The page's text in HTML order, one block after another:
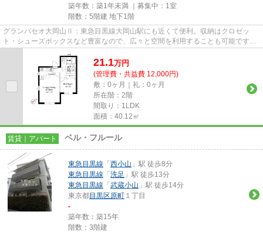
築年数：築1年未満 ｜募集中： 1室
階数：5階建 地下1階
グランパセオ大岡山Ⅱ：東急目黒線大岡山駅にも近くて便利。収納はクロゼッ
ト・シューズボックスなど豊富なので、広々と空間を利用することも可能です。
21.1万円
(管理費・共益費 12,000円)
敷：0ヶ月｜礼：0ヶ月
所在階：2階
間取り：1LDK
面積：40.12㎡
賃貸｜アパート ベル・フルール
東急目黒線 「 西小山 」駅 徒歩8分
東急目黒線 「 洗足 」駅 徒歩13分
東急目黒線 「 武蔵小山 」駅 徒歩14分
東京都目黒区原町 １丁目
-
築年数：築15年
階数：3階建